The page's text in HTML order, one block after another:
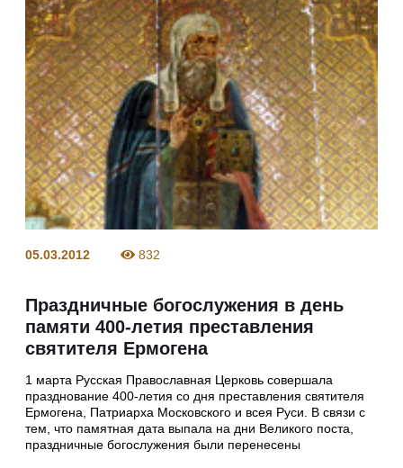
05.03.2012 832
Праздничные богослужения в день
памяти 400-летия преставления
святителя Ермогена
1 марта Русская Православная Церковь совершала
празднование 400-летия со дня преставления святителя
Ермогена, Патриарха Московского и всея Руси. В связи с
тем, что памятная дата выпала на дни Великого поста,
праздничные богослужения были перенесены